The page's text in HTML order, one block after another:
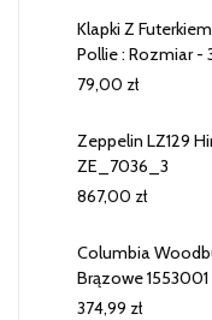
Klapki Z
Pollie : Rozmiar -
79,00 zł
Zeppelin LZ129
ZE_7036_3
867,00 zł
Columbia
Brązowe
374,99 zł